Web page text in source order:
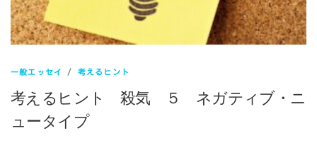
一般エッセイ / 考えるヒント
考えるヒント 殺気 ５ ネガティブ・ニ
ュータイプ